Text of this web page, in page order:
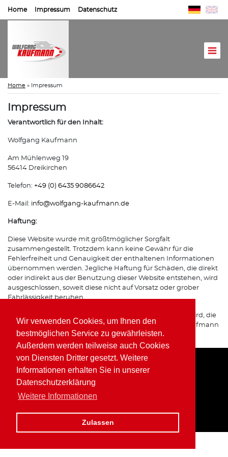
Wir verwenden Cookies, um Ihnen den
bestmöglichen Service zu gewährleisten.
Außerdem werden teilweise auch Cookies
von Diensten Dritter gesetzt. Weitere
Informationen erhalten Sie in unserer
Datenschutzerklärung
Weitere Informationen
Zulassen
Home Impressum Datenschutz
Home » Impressum
Impressum
Verantwortlich für den Inhalt:
Wolfgang Kaufmann
Am Mühlenweg 19
56414 Dreikirchen
Telefon: +49 (0) 6435 9086642
E-Mail: info@wolfgang-kaufmann.de
Haftung:
Diese Website wurde mit größtmöglicher Sorgfalt
zusammengestellt. Trotzdem kann keine Gewähr für die
Fehlerfreiheit und Genauigkeit der enthaltenen Informationen
übernommen werden. Jegliche Haftung für Schäden, die direkt
oder indirekt aus der Benutzung dieser Website entstehen, wird
ausgeschlossen, soweit diese nicht auf Vorsatz oder grober
Fahrlässigkeit beruhen.
Sofern von dieser Website auf Internetseiten verwiesen wird, die
von Dritten betrieben werden, übernimmt Wolfgang Kaufmann
keine Verantwortung für deren Inhalte.
Home Impressum Datenschutz